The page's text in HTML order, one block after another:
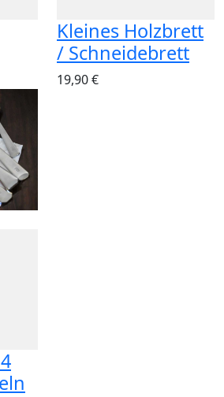
Kleines Holzbrett
/ Schneidebrett
19,90 €